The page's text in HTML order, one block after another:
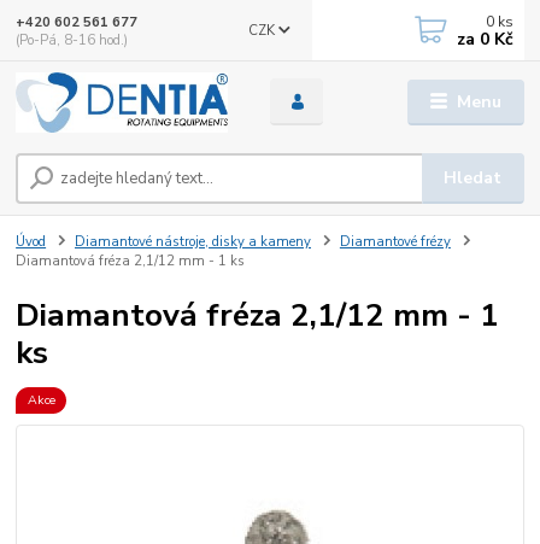
Menu
CZK
Hledat
+420 602 561 677
(Po-Pá, 8-16 hod.)
0 ks
za 0 Kč
Úvod Diamantové nástroje, disky a kameny
Diamantové frézy
Diamantová fréza 2,1/12 mm - 1 ks
Diamantová fréza 2,1/12 mm - 1
ks
Akce